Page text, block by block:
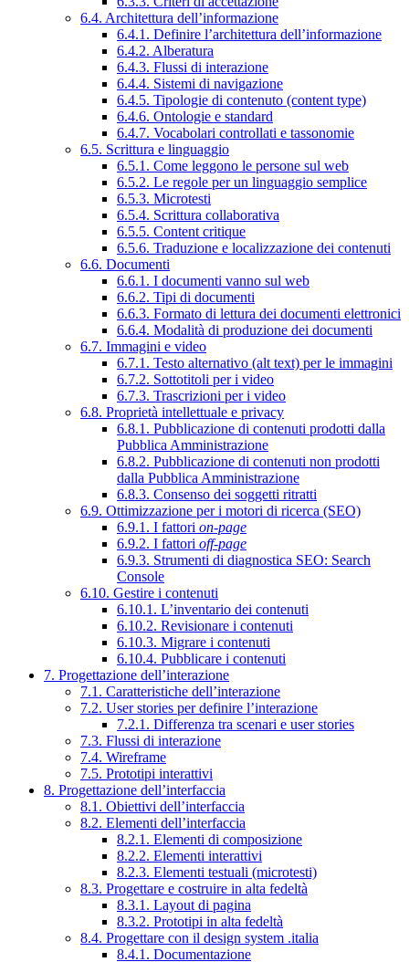
6.4. Architettura dell’informazione
6.4.1. Definire l’architettura dell’informazione
6.4.2. Alberatura
6.4.3. Flussi di interazione
6.4.4. Sistemi di navigazione
6.4.5. Tipologie di contenuto (content type)
6.4.6. Ontologie e standard
6.4.7. Vocabolari controllati e tassonomie
6.5. Scrittura e linguaggio
6.5.1. Come leggono le persone sul web
6.5.2. Le regole per un linguaggio semplice
6.5.3. Microtesti
6.5.4. Scrittura collaborativa
6.5.5. Content critique
6.5.6. Traduzione e localizzazione dei contenuti
6.6. Documenti
6.6.1. I documenti vanno sul web
6.6.2. Tipi di documenti
6.6.3. Formato di lettura dei documenti elettronici
6.6.4. Modalità di produzione dei documenti
6.7. Immagini e video
6.7.1. Testo alternativo (alt text) per le immagini
6.7.2. Sottotitoli per i video
6.7.3. Trascrizioni per i video
6.8. Proprietà intellettuale e privacy
6.8.1. Pubblicazione di contenuti prodotti dalla
Pubblica Amministrazione
6.8.2. Pubblicazione di contenuti non prodotti
dalla Pubblica Amministrazione
6.8.3. Consenso dei soggetti ritratti
6.9. Ottimizzazione per i motori di ricerca (SEO)
6.9.1. I fattori on-page
6.9.2. I fattori off-page
6.9.3. Strumenti di diagnostica SEO: Search
Console
6.10. Gestire i contenuti
6.10.1. L’inventario dei contenuti
6.10.2. Revisionare i contenuti
6.10.3. Migrare i contenuti
6.10.4. Pubblicare i contenuti
7. Progettazione dell’interazione
7.1. Caratteristiche dell’interazione
7.2. User stories per definire l’interazione
7.2.1. Differenza tra scenari e user stories
7.3. Flussi di interazione
7.4. Wireframe
7.5. Prototipi interattivi
8. Progettazione dell’interfaccia
8.1. Obiettivi dell’interfaccia
8.2. Elementi dell’interfaccia
8.2.1. Elementi di composizione
8.2.2. Elementi interattivi
8.2.3. Elementi testuali (microtesti)
8.3. Progettare e costruire in alta fedeltà
8.3.1. Layout di pagina
8.3.2. Prototipi in alta fedeltà
8.4. Progettare con il design system .italia
8.4.1. Documentazione